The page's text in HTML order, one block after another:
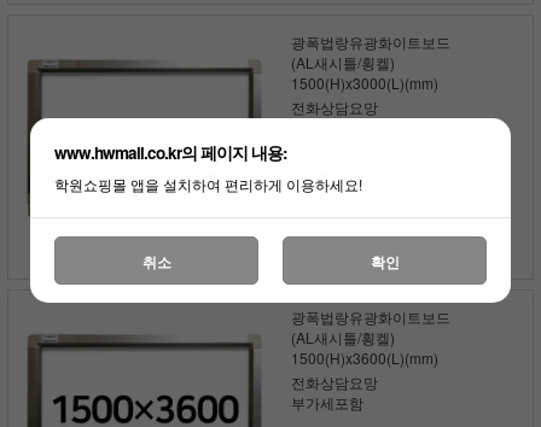
광폭법랑유광화이트보드
(AL새시틀/횡켈)
1500(H)x3000(L)(mm)
전화상담요망
광폭법랑유광화이트보드
(AL새시틀/횡켈)
1500(H)x3600(L)(mm)
전화상담요망
부가세포함
www.hwmall.co.kr의 페이지 내용:
학원쇼핑몰 앱을 설치하여 편리하게 이용하세요!
취소 확인